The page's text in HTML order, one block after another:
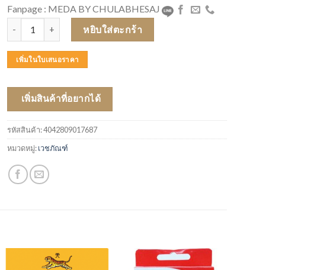
Fanpage : MEDA BY CHULABHESAJ
จำนวน FIXOMULL 5 CM X10 M ชิ้น
หยิบใส่ตะกร้า
เพิ่มในใบเสนอราคา
เพิ่มสินค้าที่อยากได้
รหัสสินค้า:4042809017687
หมวดหมู่:เวชภัณฑ์